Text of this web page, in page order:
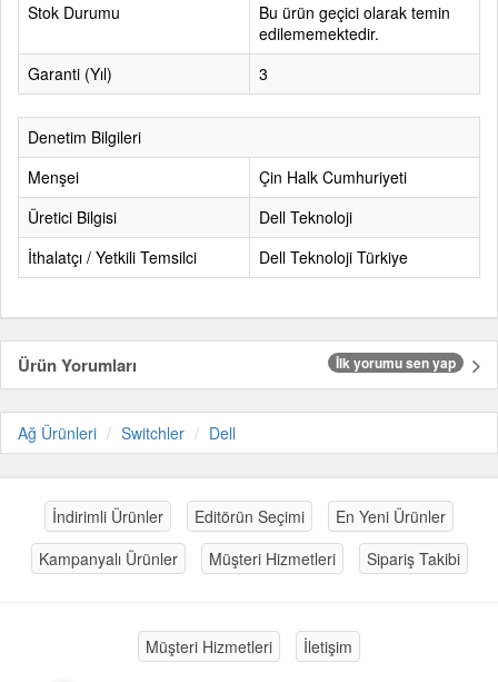
Stok Durumu
Bu ürün geçici olarak temin
edilememektedir.
Garanti (Yıl)
3
Denetim Bilgileri
Menşei
Çin Halk Cumhuriyeti
Üretici Bilgisi
Dell Teknoloji
İthalatçı / Yetkili Temsilci
Dell Teknoloji Türkiye
Ürün Yorumları İlk yorumu sen yap
Ağ Ürünleri Switchler Dell
İndirimli Ürünler Editörün Seçimi
En Yeni Ürünler
Kampanyalı Ürünler
Müşteri Hizmetleri Sipariş Takibi
Müşteri Hizmetleri İletişim